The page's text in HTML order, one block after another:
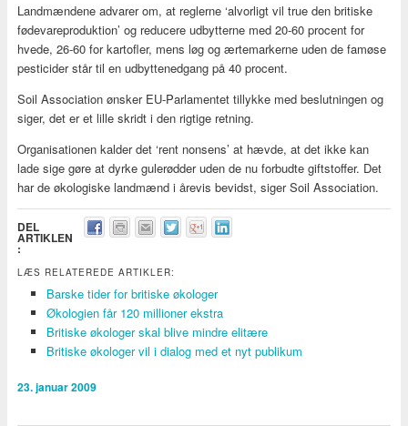
Landmændene advarer om, at reglerne ‘alvorligt vil true den britiske
fødevareproduktion’ og reducere udbytterne med 20-60 procent for
hvede, 26-60 for kartofler, mens løg og ærtemarkerne uden de famøse
pesticider står til en udbyttenedgang på 40 procent.
Soil Association ønsker EU-Parlamentet tillykke med beslutningen og
siger, det er et lille skridt i den rigtige retning.
Organisationen kalder det ‘rent nonsens’ at hævde, at det ikke kan
lade sige gøre at dyrke gulerødder uden de nu forbudte giftstoffer. Det
har de økologiske landmænd i årevis bevidst, siger Soil Association.
DEL
ARTIKLEN
:
LÆS RELATEREDE ARTIKLER:
Barske tider for britiske økologer
Økologien får 120 millioner ekstra
Britiske økologer skal blive mindre elitære
Britiske økologer vil i dialog med et nyt publikum
23. januar 2009